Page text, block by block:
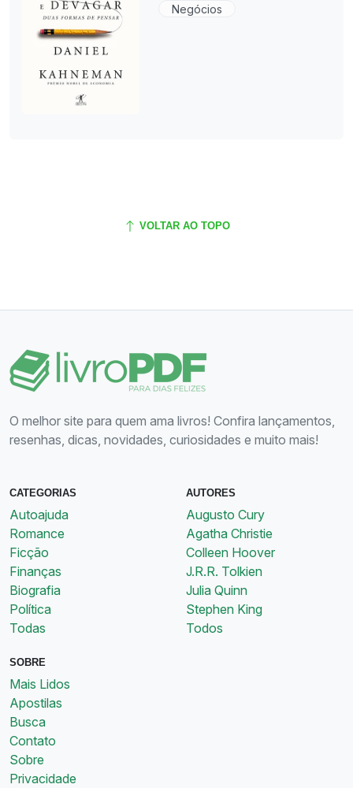
Negócios
VOLTAR AO TOPO
O melhor site para quem ama livros! Confira lançamentos,
resenhas, dicas, novidades, curiosidades e muito mais!
CATEGORIAS
Autoajuda
Romance
Ficção
Finanças
Biografia
Política
Todas
AUTORES
Augusto Cury
Agatha Christie
Colleen Hoover
J.R.R. Tolkien
Julia Quinn
Stephen King
Todos
SOBRE
Mais Lidos
Apostilas
Busca
Contato
Sobre
Privacidade